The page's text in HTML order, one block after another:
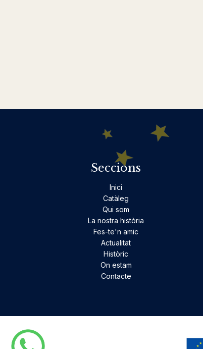
Seccions
Inici
Catàleg
Qui som
La nostra història
Fes-te'n amic
Actualitat
Històric
On estam
Contacte